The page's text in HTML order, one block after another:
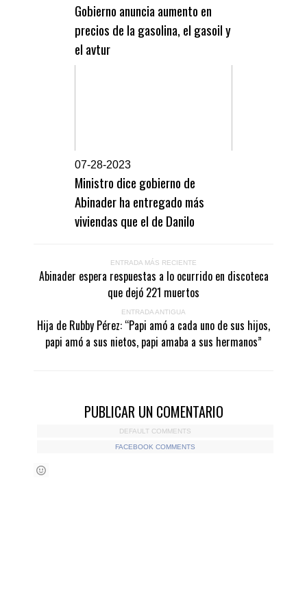
Gobierno anuncia aumento en
precios de la gasolina, el gasoil y
el avtur
07-28-2023
Ministro dice gobierno de
Abinader ha entregado más
viviendas que el de Danilo
ENTRADA MÁS RECIENTE
Abinader espera respuestas a lo ocurrido en discoteca
que dejó 221 muertos
ENTRADA ANTIGUA
Hija de Rubby Pérez: “Papi amó a cada uno de sus hijos,
papi amó a sus nietos, papi amaba a sus hermanos”
PUBLICAR UN COMENTARIO
DEFAULT COMMENTS
FACEBOOK COMMENTS